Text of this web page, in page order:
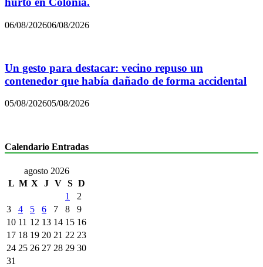
06/08/202606/08/2026
Un gesto para destacar: vecino repuso un
contenedor que había dañado de forma accidental
05/08/202605/08/2026
Calendario Entradas
agosto 2026
L M X J V S D
1
2
3
4 5 6 7 8
9
10 11 12 13 14 15 16
17 18 19 20 21 22 23
24 25 26 27 28 29 30
31